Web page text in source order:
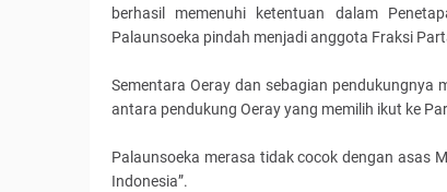
berhasil memenuhi ketentuan dalam
Palaunsoeka pindah menjadi anggota Fraksi
Sementara Oeray dan sebagian pendukungnya
antara pendukung Oeray yang memilih ikut ke
Palaunsoeka merasa tidak cocok dengan asas
Indonesia”.